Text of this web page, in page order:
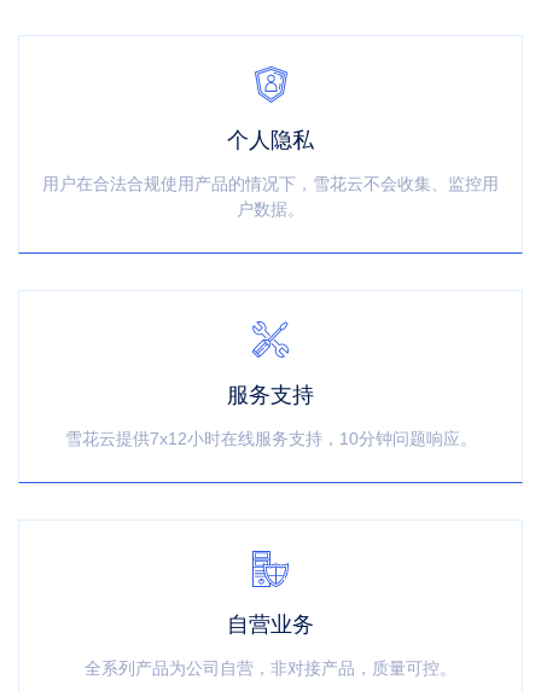
个人隐私
用户在合法合规使用产品的情况下，雪花云不会收集、监控用
户数据。
服务支持
雪花云提供7x12小时在线服务支持，10分钟问题响应。
自营业务
全系列产品为公司自营，非对接产品，质量可控。